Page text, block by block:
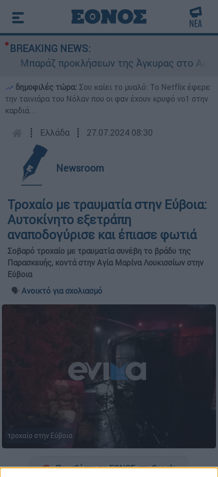
BREAKING NEWS:
Μπαράζ προκλήσεων της Άγκυρας στο Αιγαίο:
δημοφιλές τώρα: Σου καίει το μυαλό: Το Netflix έφερε
την ταινιάρα του Νόλαν που οι φαν έχουν κρυφό νο1 στην
καρδιά...
┋ Ελλάδα ┋ 27.07.2024 08:30
Newsroom
Τροχαίο με τραυματία στην Εύβοια:
Αυτοκίνητο εξετράπη
αναποδογύρισε και έπιασε φωτιά
Σοβαρό τροχαίο με τραυματία συνέβη το βράδυ της
Παρασκευής, κοντά στην Αγία Μαρίνα Λουκισσίων στην
Εύβοια
🗣️ Ανοικτό για σχολιασμό
τροχαίο στην Εύβοια
Προσθέστε το ΕΘΝΟΣ στη Google